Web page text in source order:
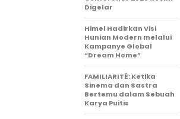
Digelar
Himel Hadirkan Visi
Hunian Modern melalui
Kampanye Global
“Dream Home”
FAMILIARITÉ: Ketika
Sinema dan Sastra
Bertemu dalam Sebuah
Karya Puitis